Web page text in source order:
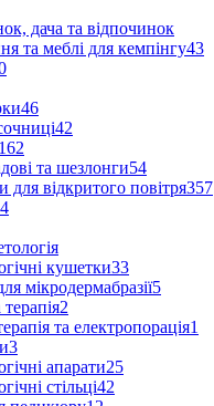
дача та відпочинок
та меблі для кемпінгу43
46
42
162
та шезлонги54
для відкритого повітря357
кушетки33
мікродермабразії5
2
та електропорація1
3
апарати25
стільці42